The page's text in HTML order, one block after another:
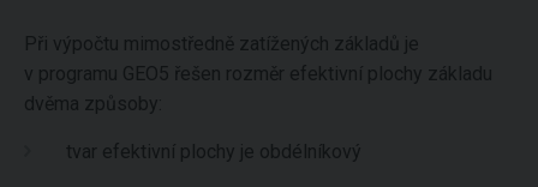
Při výpočtu mimostředně zatížených základů je
v programu GEO5 řešen rozměr efektivní plochy základu
dvěma způsoby:
tvar efektivní plochy je obdélníkový